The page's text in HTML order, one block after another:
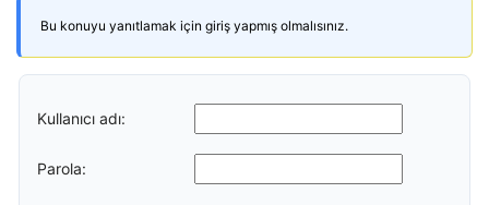
Bu konuyu yanıtlamak için giriş yapmış olmalısınız.
Kullanıcı adı:
Parola: